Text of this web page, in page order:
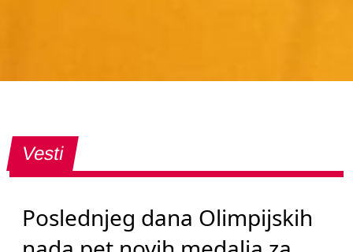
Vesti
Poslednjeg dana Olimpijskih